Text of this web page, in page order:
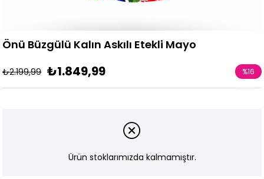
Önü Büzgülü Kalın Askılı Etekli Mayo
₺2.199,99 ₺1.849,99 %16
İndirim
Ürün stoklarımızda kalmamıştır.